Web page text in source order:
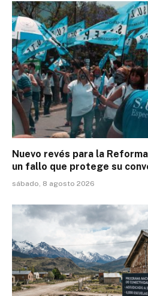
Nuevo revés para la
un fallo que protege su
sábado, 8 agosto 2026